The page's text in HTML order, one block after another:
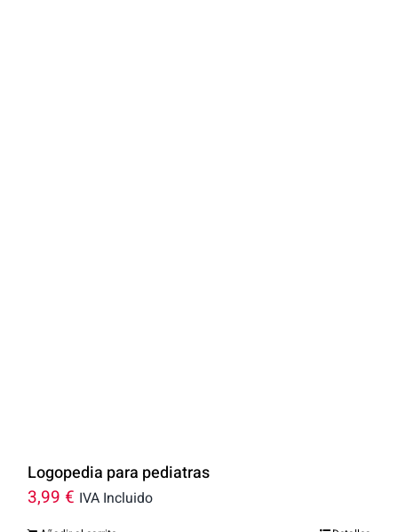
Logopedia para pediatras
3,99 € IVA Incluido